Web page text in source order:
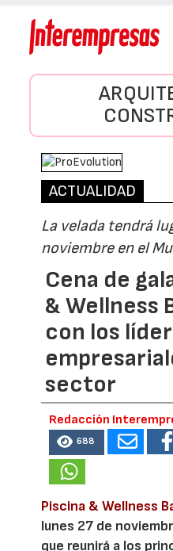
ACTUALIDAD
La velada tendrá
noviembre en el
Cena de
& Wellness
con los
sector
Redacción
688
Piscina & Wellness
lunes 27 de
que reunirá a los